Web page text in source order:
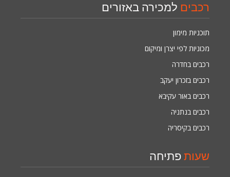
רכבים למכירה באזורים
תוכניות מימון
מכוניות לפי יצרן ומיקום
רכבים בחדרה
רכבים בזכרון יעקב
רכבים באור עקיבא
רכבים בנתניה
רכבים בקיסריה
שעות פתיחה